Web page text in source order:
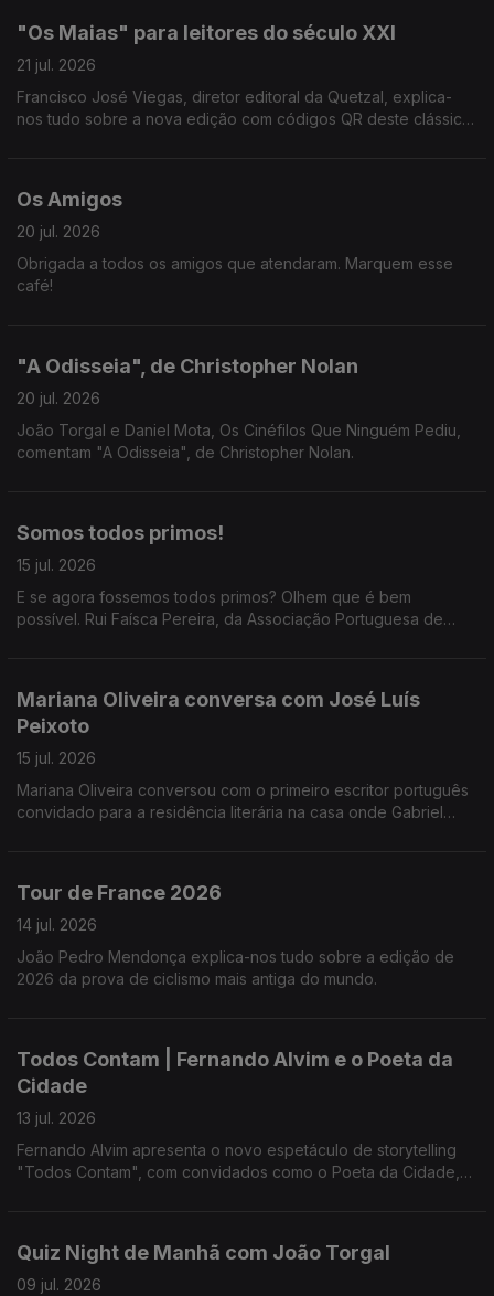
"Os Maias" para leitores do século XXI
21 jul. 2026
Francisco José Viegas, diretor editoral da Quetzal, explica-
nos tudo sobre a nova edição com códigos QR deste clássico
Os Amigos
20 jul. 2026
Obrigada a todos os amigos que atendaram. Marquem esse
café!
"A Odisseia", de Christopher Nolan
20 jul. 2026
João Torgal e Daniel Mota, Os Cinéfilos Que Ninguém Pediu,
comentam "A Odisseia", de Christopher Nolan.
Somos todos primos!
15 jul. 2026
E se agora fossemos todos primos? Olhem que é bem
possível. Rui Faísca Pereira, da Associação Portuguesa de
Mariana Oliveira conversa com José Luís
Peixoto
15 jul. 2026
Mariana Oliveira conversou com o primeiro escritor português
convidado para a residência literária na casa onde Gabriel
Tour de France 2026
14 jul. 2026
João Pedro Mendonça explica-nos tudo sobre a edição de
2026 da prova de ciclismo mais antiga do mundo.
Todos Contam | Fernando Alvim e o Poeta da
Cidade
13 jul. 2026
Fernando Alvim apresenta o novo espetáculo de storytelling
"Todos Contam", com convidados como o Poeta da Cidade,
Quiz Night de Manhã com João Torgal
09 jul. 2026